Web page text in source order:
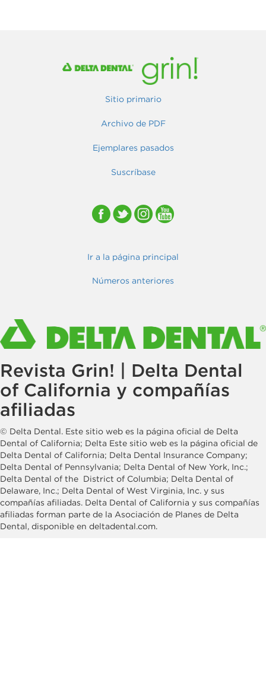
Sitio primario
Archivo de PDF
Ejemplares pasados
Suscríbase
Ir a la página principal
Números anteriores
Revista Grin! | Delta Dental
of California y compañías
afiliadas
© Delta Dental. Este sitio web es la página oficial de Delta
Dental of California; Delta Este sitio web es la página oficial de
Delta Dental of California; Delta Dental Insurance Company;
Delta Dental of Pennsylvania; Delta Dental of New York, Inc.;
Delta Dental of the District of Columbia; Delta Dental of
Delaware, Inc.; Delta Dental of West Virginia, Inc. y sus
compañías afiliadas. Delta Dental of California y sus compañías
afiliadas forman parte de la Asociación de Planes de Delta
Dental, disponible en deltadental.com.